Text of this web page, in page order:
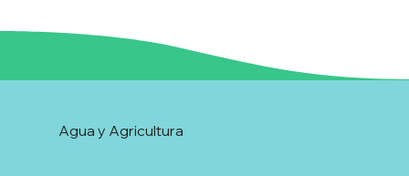
Agua y Agricultura